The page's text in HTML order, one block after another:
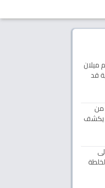
ميلان
قد
من
يكشف